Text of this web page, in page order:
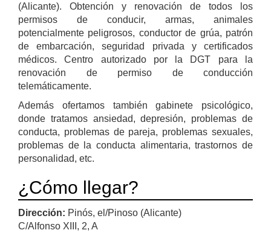
(Alicante). Obtención y renovación de todos los
permisos de conducir, armas, animales
potencialmente peligrosos, conductor de grúa, patrón
de embarcación, seguridad privada y certificados
médicos. Centro autorizado por la DGT para la
renovación de permiso de conducción
telemáticamente.
Además ofertamos también gabinete psicológico,
donde tratamos ansiedad, depresión, problemas de
conducta, problemas de pareja, problemas sexuales,
problemas de la conducta alimentaria, trastornos de
personalidad, etc.
¿Cómo llegar?
Dirección: Pinós, el/Pinoso (Alicante)
C/Alfonso XIII, 2, A